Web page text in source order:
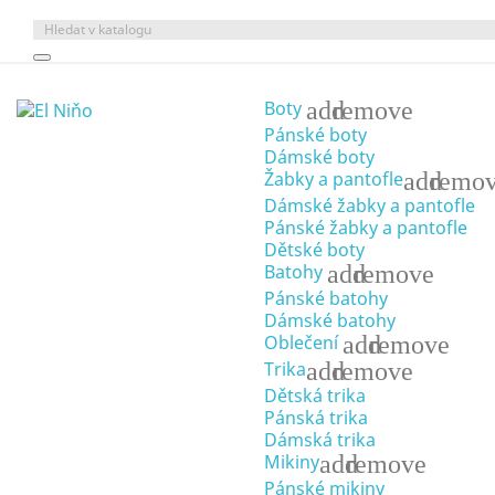
Boty addremove
Pánské boty
Dámské boty
Žabky a pantofleadd
Dámské žabky a pantofle
Pánské žabky a pantofle
Dětské boty
Batohy addremove
Pánské batohy
Dámské batohy
Oblečení addremove
Trikaaddremove
Dětská trika
Pánská trika
Dámská trika
Mikinyaddremove
Pánské mikiny